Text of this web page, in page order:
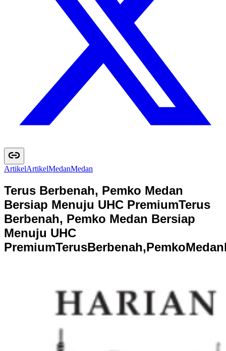
ArtikelArtikelMedanMedan
Terus Berbenah, Pemko Medan
Bersiap Menuju UHC PremiumTerus
Berbenah, Pemko Medan Bersiap
Menuju UHC
PremiumTerusBerbenah,PemkoMedan